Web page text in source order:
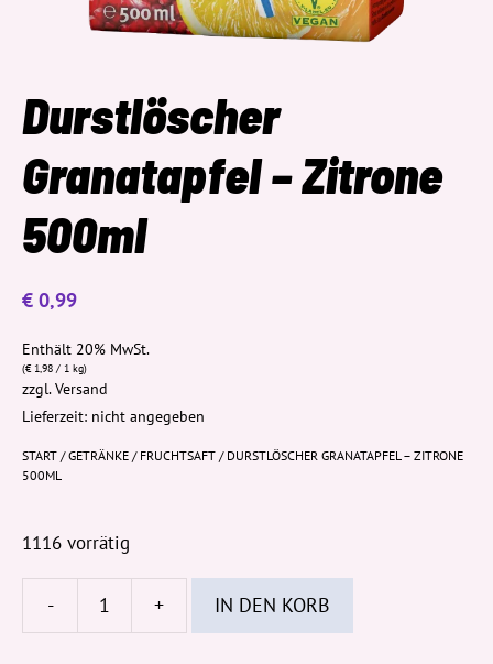
Durstlöscher
Granatapfel – Zitrone
500ml
€ 0,99
Enthält 20% MwSt.
(€1,98 / 1 kg)
zzgl.Versand
Lieferzeit: nicht angegeben
START /GETRÄNKE / FRUCHTSAFT / DURSTLÖSCHER GRANATAPFEL – ZITRONE
500ML
1116 vorrätig
-
Durstlöscher
+ IN DEN KORB